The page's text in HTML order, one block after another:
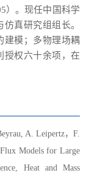
）。现任中国科学
真研究组组长。
建模；多物理场耦
授权六十余项 ，在
A. Leipertz，F.
Models for Large
Heat and Mass